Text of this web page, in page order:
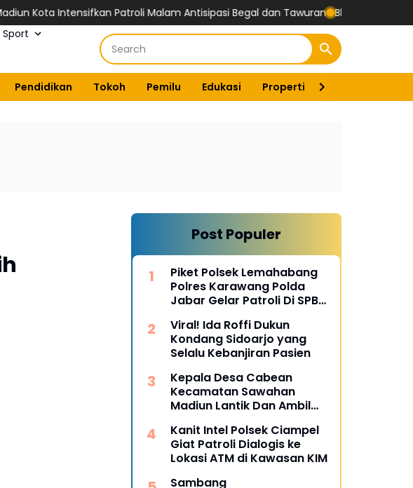
Intensifkan Patroli Malam Antisipasi Begal dan Tawuran Bhabinkamtibmas
Sport
Pendidikan Tokoh Pemilu Edukasi Properti
Post Populer
Piket Polsek Lemahabang
Polres Karawang Polda
Jabar Gelar Patroli Di SPBU
Viral! Ida Roffi Dukun
Kondang Sidoarjo yang
Selalu Kebanjiran Pasien
Kepala Desa Cabean
Kecamatan Sawahan
Madiun Lantik Dan Ambil
Kanit Intel Polsek Ciampel
Giat Patroli Dialogis ke
Lokasi ATM di Kawasan KIM
Sambang